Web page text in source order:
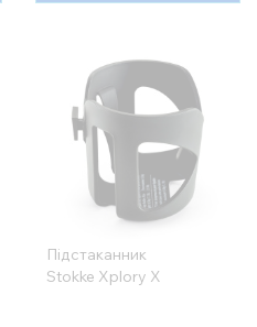
Підстаканник
Stokke Xplory X